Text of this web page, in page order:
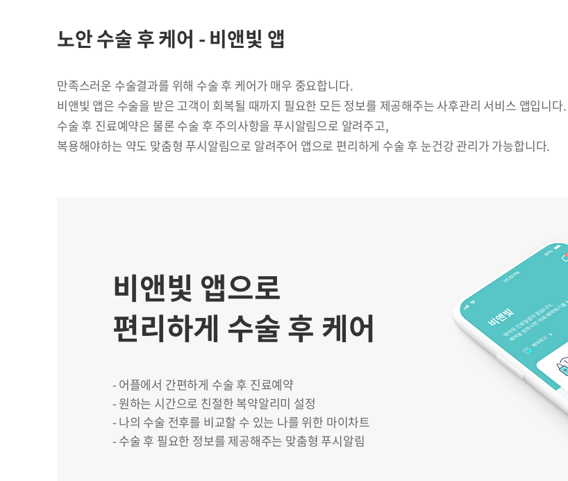
노안 수술 후 케어 - 비앤빛 앱
만족스러운 수술결과를 위해 수술 후 케어가 매우 중요합니다.
비앤빛 앱은 수술을 받은 고객이 회복될 때까지 필요한 모든 정보를 제공해주는 사후관리 서비스 앱입니다.
수술 후 진료예약은 물론 수술 후 주의사항을 푸시알림으로 알려주고,
복용해야하는 약도 맞춤형 푸시알림으로 알려주어 앱으로 편리하게 수술 후 눈건강 관리가 가능합니다.
비앤빛 앱으로
편리하게 수술 후 케어
어플에서 간편하게 수술 후 진료예약
원하는 시간으로 친절한 복약알리미 설정
나의 수술 전후를 비교할 수 있는 나를 위한 마이차트
수술 후 필요한 정보를 제공해주는 맞춤형 푸시알림